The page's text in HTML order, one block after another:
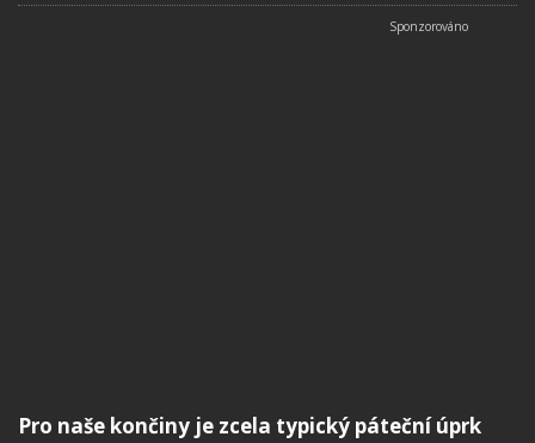
Pro naše končiny je zcela typický páteční úprk